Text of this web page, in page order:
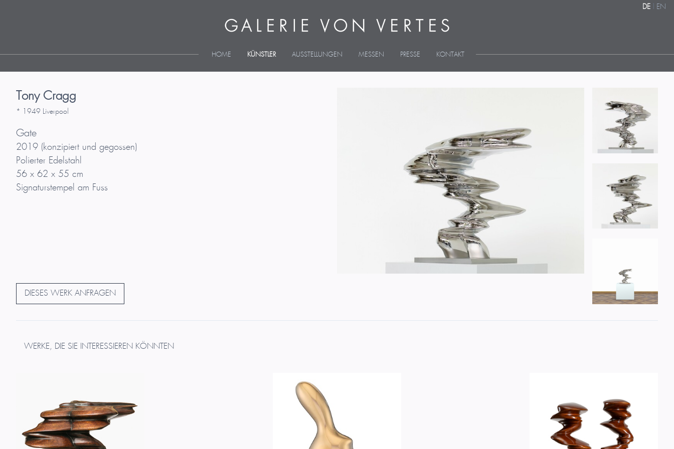
DE EN
HOME KÜNSTLER AUSSTELLUNGEN MESSEN PRESSE KONTAKT
Tony Cragg
* 1949 Liverpool
Gate
2019 (konzipiert und gegossen)
Polierter Edelstahl
56 x 62 x 55 cm
Signaturstempel am Fuss
DIESES WERK ANFRAGEN
WERKE, DIE SIE INTERESSIEREN KÖNNTEN